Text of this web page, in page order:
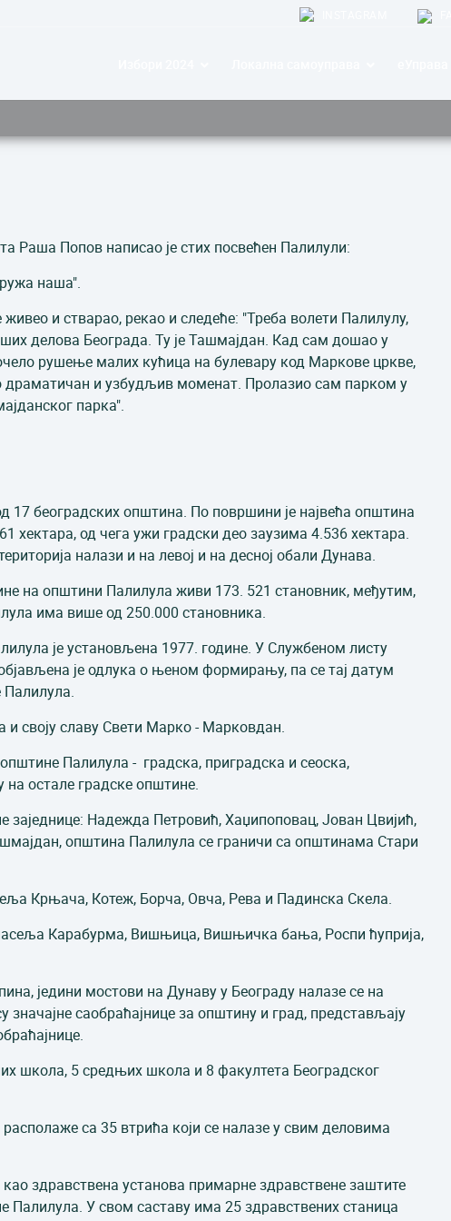
Раша Попов написао је стих посвећен Палилули:
наша".
и стварао, рекао и следеће: "Треба волети Палилулу,
делова Београда. Ту је Ташмајдан. Кад сам дошао у
рушење малих кућица на булевару код Маркове цркве,
драматичан и узбудљив моменат. Пролазио сам парком у
парка".
17 београдских општина. По површини је највећа општина
хектара, од чега ужи градски део заузима 4.536 хектара.
налази и на левој и на десној обали Дунава.
на општини Палилула живи 173. 521 становник, међутим,
има више од 250.000 становника.
је установљена 1977. године. У Службеном листу
је одлука о њеном формирању, па се тај датум
Палилула.
своју славу Свети Марко - Марковдан.
Палилула - градска, приградска и сеоска,
на остале градске општине.
заједнице: Надежда Петровић, Хаџипоповац, Јован Цвијић,
општина Палилула се граничи са општинама Стари
Крњача, Котеж, Борча, Овча, Рева и Падинска Скела.
Карабурма, Вишњица, Вишњичка бања, Роспи ћуприја,
једини мостови на Дунаву у Београду налазе се на
саобраћајнице за општину и град, представљају
школа, 5 средњих школа и 8 факултета Београдског
са 35 втрића који се налазе у свим деловима
здравствена установа примарне здравствене заштите
У свом саставу има 25 здравствених станица